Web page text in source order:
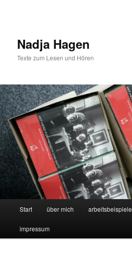
Nadja Hagen
Texte zum Lesen und Hören
Start über mich arbeitsbeispiele
impressum